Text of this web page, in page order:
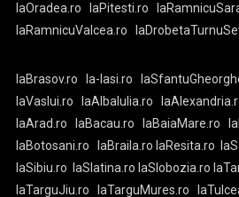
laOradea.ro
laPitesti.ro
laRamnicuValcea.ro
laBrasov.ro la-Iasi.ro
laVaslui.ro
laAlbaIulia.ro
laArad.ro
laBacau.ro laBaiaMare.ro
laBotosani.ro
laBraila.ro laResita.ro
laSibiu.ro
laSlatina.ro laSlobozia.ro
laTarguJiu.ro
laTarguMures.ro